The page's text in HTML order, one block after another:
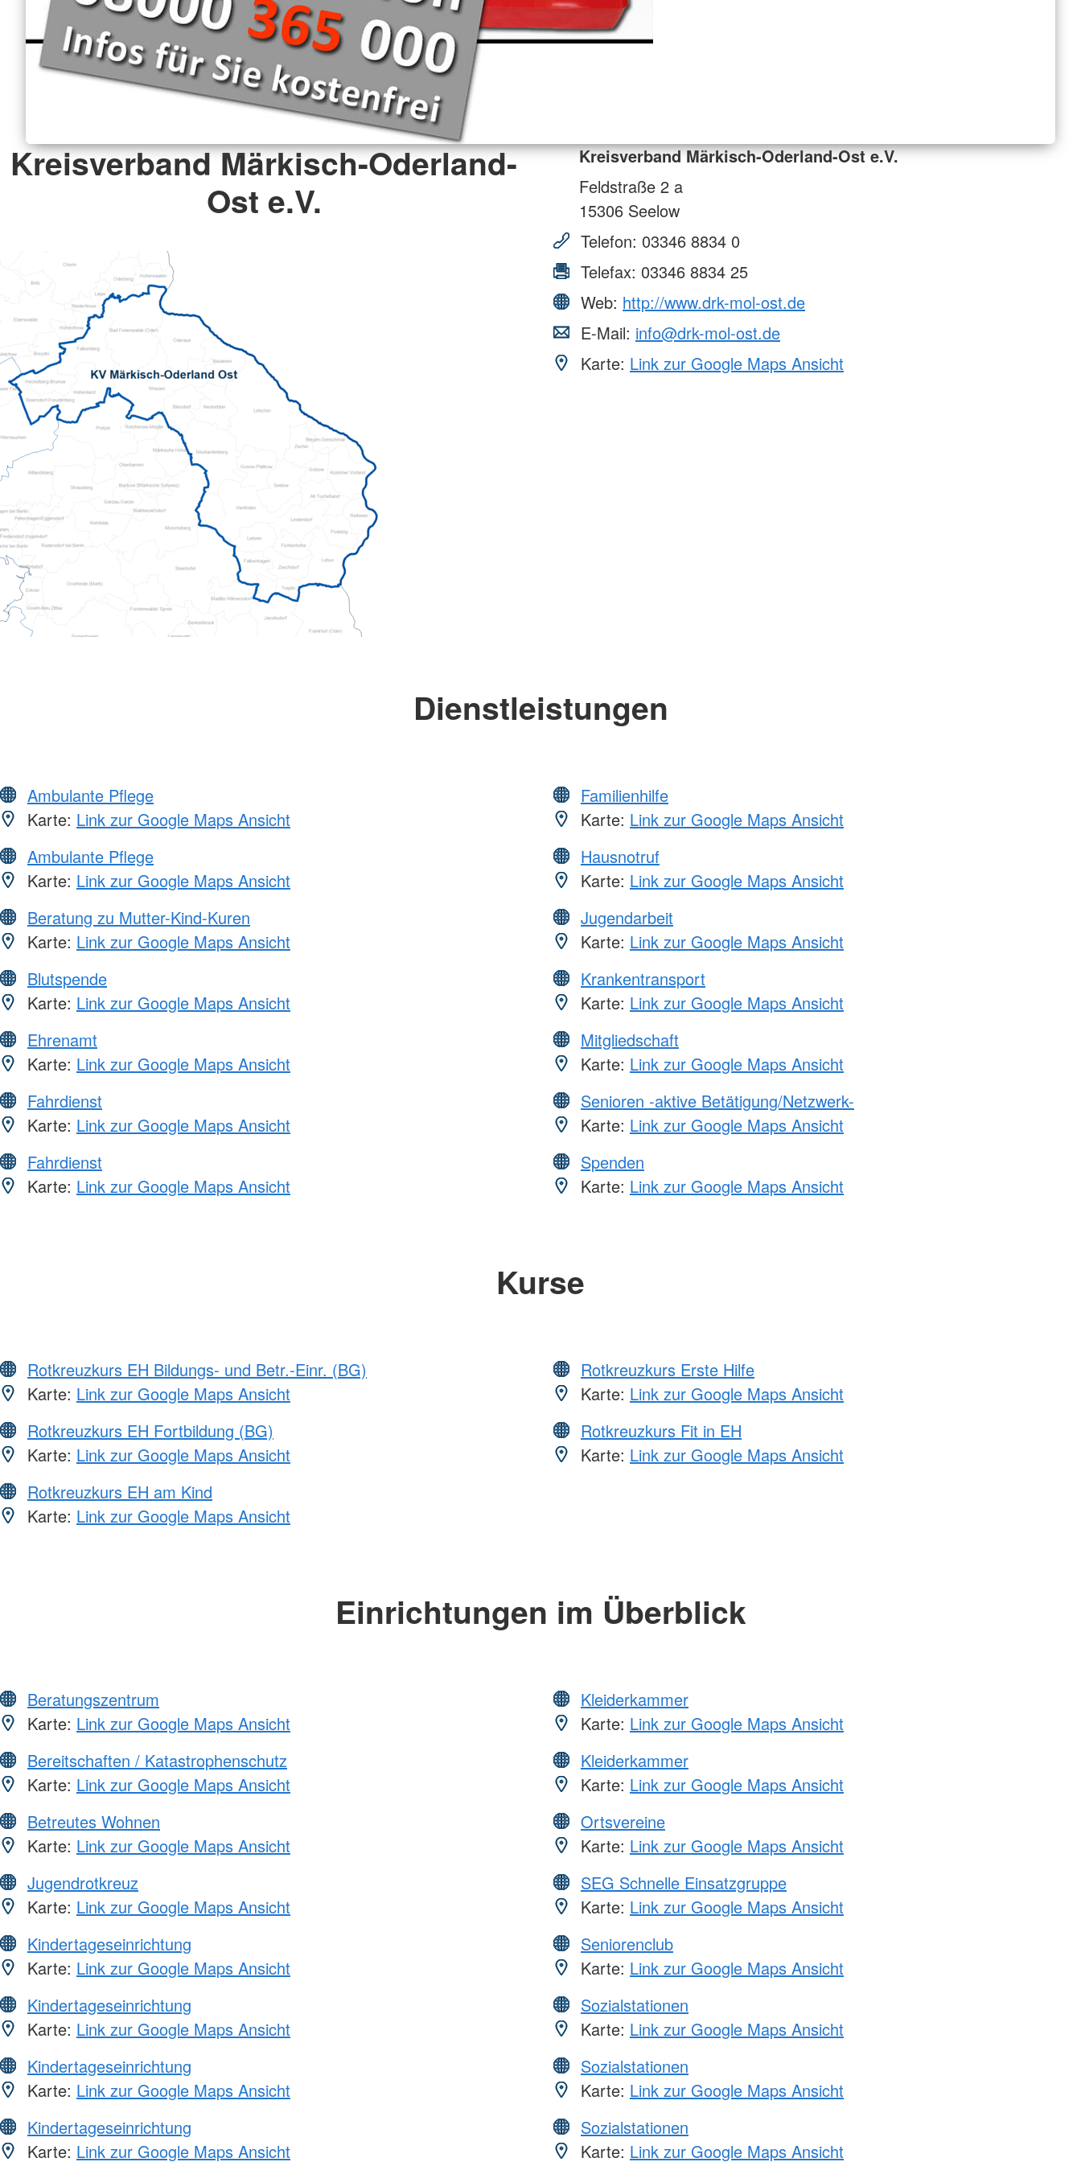
Kreisverband Märkisch-Oderland-
Ost e.V.
Kreisverband Märkisch-Oderland-Ost e.V.
Feldstraße 2 a
15306 Seelow
Telefon: 03346 8834 0
Telefax: 03346 8834 25
Web: http://www.drk-mol-ost.de
E-Mail: info@drk-mol-ost.de
Karte: Link zur Google Maps Ansicht
Dienstleistungen
Ambulante Pflege
Karte: Link zur Google Maps Ansicht
Ambulante Pflege
Karte: Link zur Google Maps Ansicht
Beratung zu Mutter-Kind-Kuren
Karte: Link zur Google Maps Ansicht
Blutspende
Karte: Link zur Google Maps Ansicht
Ehrenamt
Karte: Link zur Google Maps Ansicht
Fahrdienst
Karte: Link zur Google Maps Ansicht
Fahrdienst
Karte: Link zur Google Maps Ansicht
Familienhilfe
Karte: Link zur Google Maps Ansicht
Hausnotruf
Karte: Link zur Google Maps Ansicht
Jugendarbeit
Karte: Link zur Google Maps Ansicht
Krankentransport
Karte: Link zur Google Maps Ansicht
Mitgliedschaft
Karte: Link zur Google Maps Ansicht
Senioren -aktive Betätigung/Netzwerk-
Karte: Link zur Google Maps Ansicht
Spenden
Karte: Link zur Google Maps Ansicht
Kurse
Rotkreuzkurs EH Bildungs- und Betr.-Einr. (BG)
Karte: Link zur Google Maps Ansicht
Rotkreuzkurs EH Fortbildung (BG)
Karte: Link zur Google Maps Ansicht
Rotkreuzkurs EH am Kind
Karte: Link zur Google Maps Ansicht
Rotkreuzkurs Erste Hilfe
Karte: Link zur Google Maps Ansicht
Rotkreuzkurs Fit in EH
Karte: Link zur Google Maps Ansicht
Einrichtungen im Überblick
Beratungszentrum
Karte: Link zur Google Maps Ansicht
Bereitschaften / Katastrophenschutz
Karte: Link zur Google Maps Ansicht
Betreutes Wohnen
Karte: Link zur Google Maps Ansicht
Jugendrotkreuz
Karte: Link zur Google Maps Ansicht
Kindertageseinrichtung
Karte: Link zur Google Maps Ansicht
Kindertageseinrichtung
Karte: Link zur Google Maps Ansicht
Kindertageseinrichtung
Karte: Link zur Google Maps Ansicht
Kindertageseinrichtung
Karte: Link zur Google Maps Ansicht
Kleiderkammer
Karte: Link zur Google Maps Ansicht
Kleiderkammer
Karte: Link zur Google Maps Ansicht
Ortsvereine
Karte: Link zur Google Maps Ansicht
SEG Schnelle Einsatzgruppe
Karte: Link zur Google Maps Ansicht
Seniorenclub
Karte: Link zur Google Maps Ansicht
Sozialstationen
Karte: Link zur Google Maps Ansicht
Sozialstationen
Karte: Link zur Google Maps Ansicht
Sozialstationen
Karte: Link zur Google Maps Ansicht